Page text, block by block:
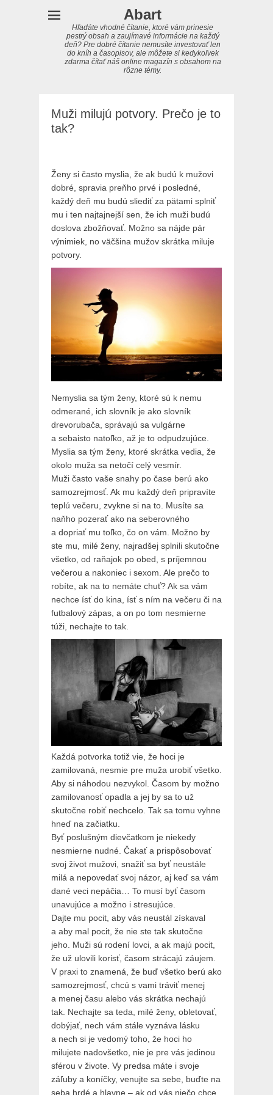
Abart
Hľadáte vhodné čítanie, ktoré vám prinesie
pestrý obsah a zaujímavé informácie na každý
deň? Pre dobré čítanie nemusíte investovať len
do kníh a časopisov, ale môžete si kedykoľvek
zdarma čítať náš online magazín s obsahom na
rôzne témy.
Muži milujú potvory. Prečo je to
tak?
Ženy si často myslia, že ak budú k mužovi
dobré, spravia preňho prvé i posledné,
každý deň mu budú sliediť za pätami splniť
mu i ten najtajnejší sen, že ich muži budú
doslova zbožňovať. Možno sa nájde pár
výnimiek, no väčšina mužov skrátka miluje
potvory.
Nemyslia sa tým ženy, ktoré sú k nemu
odmerané, ich slovník je ako slovník
drevorubača, správajú sa vulgárne
a sebaisto natoľko, až je to odpudzujúce.
Myslia sa tým ženy, ktoré skrátka vedia, že
okolo muža sa netočí celý vesmír.
Muži často vaše snahy po čase berú ako
samozrejmosť. Ak mu každý deň pripravíte
teplú večeru, zvykne si na to. Musíte sa
naňho pozerať ako na seberovného
a dopriať mu toľko, čo on vám. Možno by
ste mu, milé ženy, najradšej splnili skutočne
všetko, od raňajok po obed, s príjemnou
večerou a nakoniec i sexom. Ale prečo to
robíte, ak na to nemáte chuť? Ak sa vám
nechce ísť do kina, ísť s ním na večeru či na
futbalový zápas, a on po tom nesmierne
túži, nechajte to tak.
Každá potvorka totiž vie, že hoci je
zamilovaná, nesmie pre muža urobiť všetko.
Aby si náhodou nezvykol. Časom by možno
zamilovanosť opadla a jej by sa to už
skutočne robiť nechcelo. Tak sa tomu vyhne
hneď na začiatku.
Byť poslušným dievčatkom je niekedy
nesmierne nudné. Čakať a prispôsobovať
svoj život mužovi, snažiť sa byť neustále
milá a nepovedať svoj názor, aj keď sa vám
dané veci nepáčia… To musí byť časom
unavujúce a možno i stresujúce.
Dajte mu pocit, aby vás neustál získaval
a aby mal pocit, že nie ste tak skutočne
jeho. Muži sú rodení lovci, a ak majú pocit,
že už ulovili korisť, časom strácajú záujem.
V praxi to znamená, že buď všetko berú ako
samozrejmosť, chcú s vami tráviť menej
a menej času alebo vás skrátka nechajú
tak. Nechajte sa teda, milé ženy, obletovať,
dobýjať, nech vám stále vyznáva lásku
a nech si je vedomý toho, že hoci ho
milujete nadovšetko, nie je pre vás jedinou
sférou v živote. Vy predsa máte i svoje
záľuby a koníčky, venujte sa sebe, buďte na
seba hrdé a hlavne – ak od vás niečo chce,